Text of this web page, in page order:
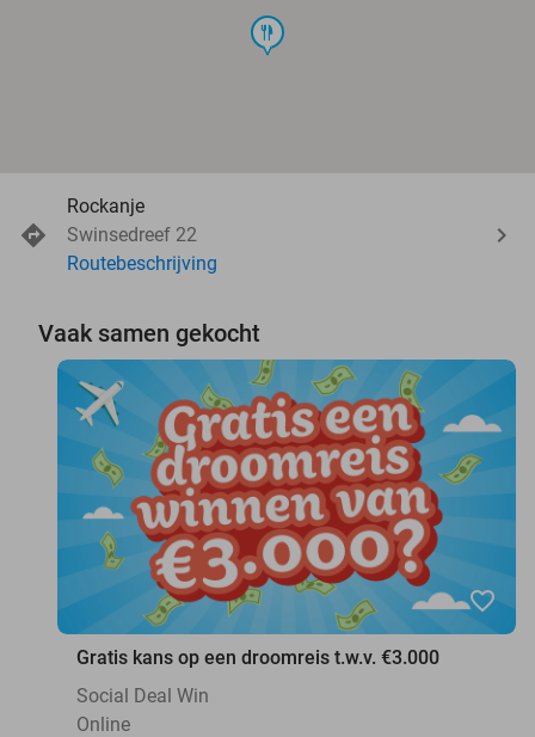
food
Rockanje
Swinsedreef 22
Routebeschrijving
Vaak samen gekocht
favorite_border
Gratis kans op een droomreis t.w.v. €3.000
Social Deal Win
Online